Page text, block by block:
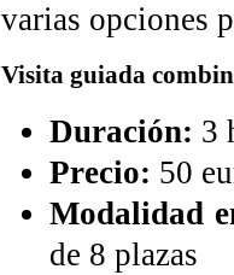
varias opciones
Visita guiada
Duración: 3
Precio: 50
Modalidad
de 8 plazas